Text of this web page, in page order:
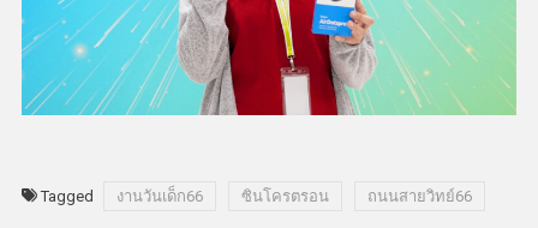
Tagged งานวันเด็ก66 ซินโครตรอน ถนนสายวิทย์66